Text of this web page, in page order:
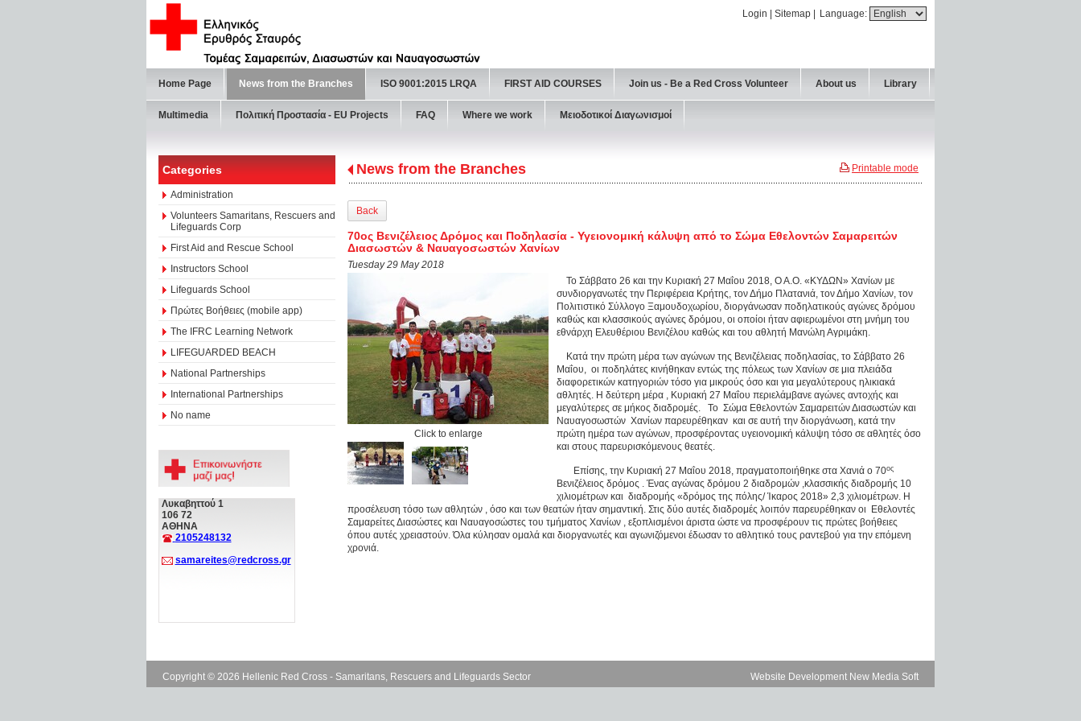
Language:
Login Sitemap
Home Page News from the Branches ISO 9001:2015 LRQA FIRST AID COURSES Join us - Be a Red Cross Volunteer About us Library
Multimedia Πολιτική Προστασία - ΕU Projects FAQ Where we work Μειοδοτικοί Διαγωνισμοί
Categories
Administration
Volunteers Samaritans, Rescuers and
Lifeguards Corp
First Aid and Rescue School
Instructors School
Lifeguards School
Πρώτες Βοήθειες (mobile app)
The IFRC Learning Network
LIFEGUARDED BEACH
National Partnerships
International Partnerships
No name
Λυκαβηττού 1
106 72
ΑΘΗΝΑ
2105248132
samareites@redcross.gr
Printable mode
News from the Branches
Back
70ος Βενιζέλειος Δρόμος και Ποδηλασία - Υγειονομική κάλυψη από το Σώμα Εθελοντών Σαμαρειτών
Διασωστών & Ναυαγοσωστών Χανίων
Tuesday 29 May 2018
Click to enlarge
Το Σάββατο 26 και την Κυριακή 27 Μαΐου 2018, Ο Α.Ο. «ΚΥΔΩΝ» Χανίων με
συνδιοργανωτές την Περιφέρεια Κρήτης, τον Δήμο Πλατανιά, τον Δήμο Χανίων, τον
Πολιτιστικό Σύλλογο Ξαμουδοχωρίου, διοργάνωσαν ποδηλατικούς αγώνες δρόμου
καθώς και κλασσικούς αγώνες δρόμου, οι οποίοι ήταν αφιερωμένοι στη μνήμη του
εθνάρχη Ελευθέριου Βενιζέλου καθώς και του αθλητή Μανώλη Αγριμάκη.
Κατά την πρώτη μέρα των αγώνων της Βενιζέλειας ποδηλασίας, το Σάββατο 26
Μαΐου, οι ποδηλάτες κινήθηκαν εντώς της πόλεως των Χανίων σε μια πλειάδα
διαφορετικών κατηγοριών τόσο για μικρούς όσο και για μεγαλύτερους ηλικιακά
αθλητές. Η δεύτερη μέρα , Κυριακή 27 Μαΐου περιελάμβανε αγώνες αντοχής και
μεγαλύτερες σε μήκος διαδρομές. Το Σώμα Εθελοντών Σαμαρειτών Διασωστών και
Ναυαγοσωστών Χανίων παρευρέθηκαν και σε αυτή την διοργάνωση, κατά την
πρώτη ημέρα των αγώνων, προσφέροντας υγειονομική κάλυψη τόσο σε αθλητές όσο
και στους παρευρισκόμενους θεατές.
Επίσης, την Κυριακή 27 Μαΐου 2018, πραγματοποιήθηκε στα Χανιά ο 70ος
Βενιζέλειος δρόμος . Ένας αγώνας δρόμου 2 διαδρομών ,κλασσικής διαδρομής 10
χιλιομέτρων και διαδρομής «δρόμος της πόλης/ Ίκαρος 2018» 2,3 χιλιομέτρων. Η
προσέλευση τόσο των αθλητών , όσο και των θεατών ήταν σημαντική. Στις δύο αυτές διαδρομές λοιπόν παρευρέθηκαν οι Εθελοντές
Σαμαρείτες Διασώστες και Ναυαγοσώστες του τμήματος Χανίων , εξοπλισμένοι άριστα ώστε να προσφέρουν τις πρώτες βοήθειες
όπου αυτές χρειαστούν. Όλα κύλησαν ομαλά και διοργανωτές και αγωνιζόμενοι έδωσαν το αθλητικό τους ραντεβού για την επόμενη
χρονιά.
Copyright © 2026 Hellenic Red Cross - Samaritans, Rescuers and Lifeguards Sector Website Development New Media Soft